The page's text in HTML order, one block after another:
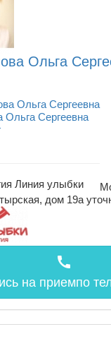
Ольга
Ольга Сергеевна
Линия улыбки
дом 19а
call
на приемпо